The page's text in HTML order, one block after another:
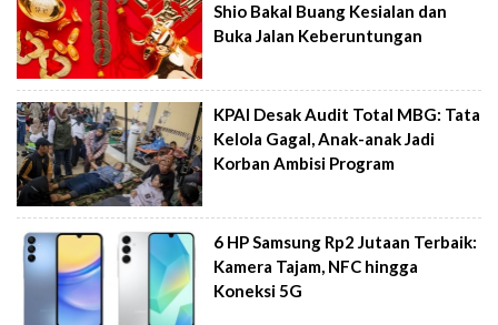
Shio Bakal Buang Kesialan dan
Buka Jalan Keberuntungan
KPAI Desak Audit Total MBG: Tata
Kelola Gagal, Anak-anak Jadi
Korban Ambisi Program
6 HP Samsung Rp2 Jutaan Terbaik:
Kamera Tajam, NFC hingga
Koneksi 5G